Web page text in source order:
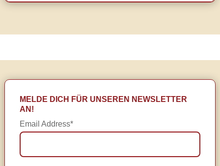
MELDE DICH FÜR UNSEREN NEWSLETTER
AN!
Email Address*